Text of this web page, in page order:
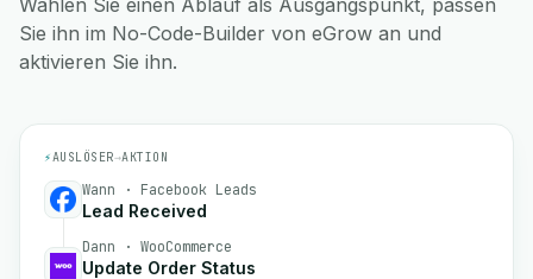
Wählen Sie einen Ablauf als Ausgangspunkt, passen
Sie ihn im No-Code-Builder von eGrow an und
aktivieren Sie ihn.
⚡AUSLÖSER→AKTION
Wann · Facebook Leads
Lead Received
Dann · WooCommerce
Update Order Status